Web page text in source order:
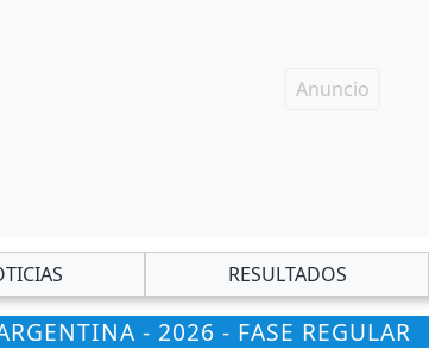
RESULTADOS
- 2026 - FASE REGULAR